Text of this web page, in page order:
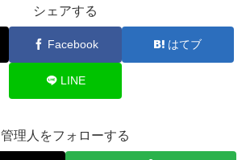
シェアする
Facebook はてブ
LINE
管理人をフォローする